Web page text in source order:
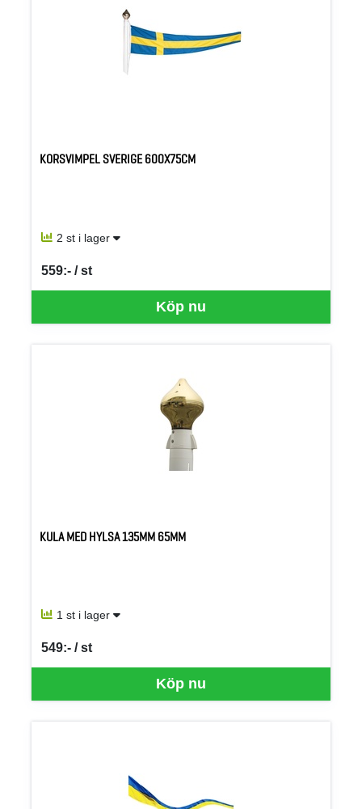
KORSVIMPEL SVERIGE 600X75CM
2 st i lager
Köp nu
559:- / st
SEK per ST
KULA MED HYLSA 135MM 65MM
1 st i lager
Köp nu
549:- / st
SEK per ST